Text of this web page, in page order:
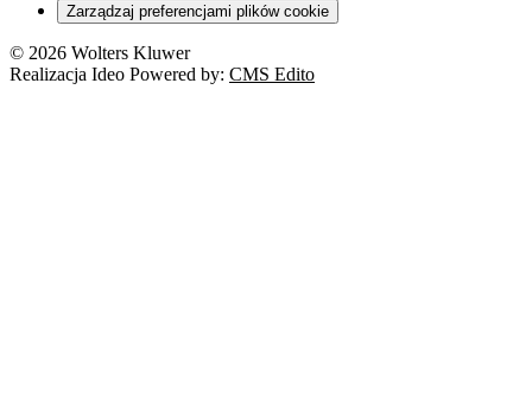
Zarządzaj preferencjami plików cookie
© 2026 Wolters Kluwer
Realizacja Ideo Powered by: CMS Edito